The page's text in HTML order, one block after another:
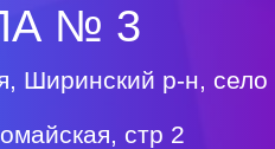
№ 3
Ширинский р-н, село
стр 2